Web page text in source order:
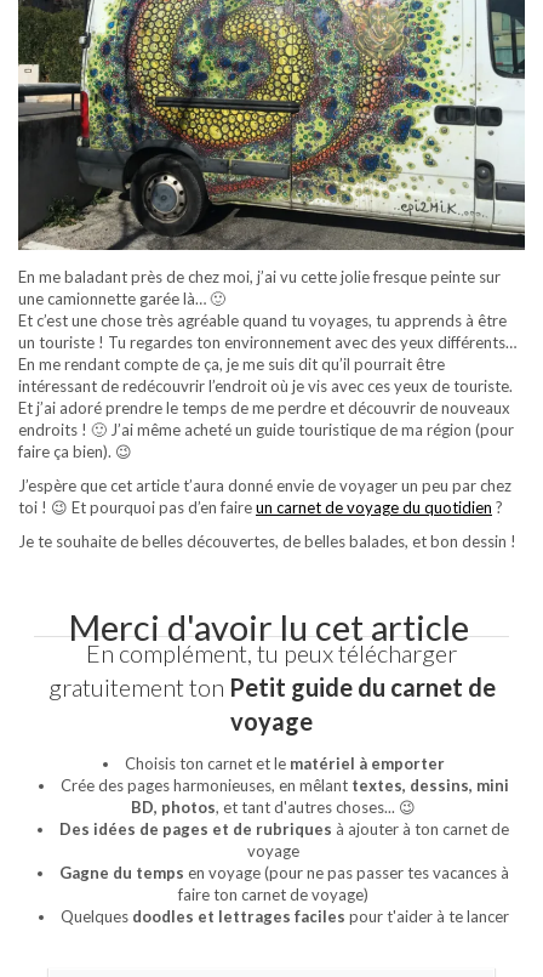
En me baladant près de chez moi, j’ai vu cette jolie fresque peinte sur
une camionnette garée là… 🙂
Et c’est une chose très agréable quand tu voyages, tu apprends à être
un touriste ! Tu regardes ton environnement avec des yeux différents…
En me rendant compte de ça, je me suis dit qu’il pourrait être
intéressant de redécouvrir l’endroit où je vis avec ces yeux de touriste.
Et j’ai adoré prendre le temps de me perdre et découvrir de nouveaux
endroits ! 🙂 J’ai même acheté un guide touristique de ma région (pour
faire ça bien). 😉
J’espère que cet article t’aura donné envie de voyager un peu par chez
toi ! 😉 Et pourquoi pas d’en faireun carnet de voyage du quotidien ?
Je te souhaite de belles découvertes, de belles balades, et bon dessin !
Merci d'avoir lu cet article
En complément, tu peux télécharger
gratuitement ton Petit guide du carnet de
voyage
Choisis ton carnet et le matériel à emporter
Crée des pages harmonieuses, en mêlant textes, dessins, mini
BD, photos, et tant d'autres choses... 😉
Des idées de pages et de rubriques à ajouter à ton carnet de
voyage
Gagne du temps en voyage (pour ne pas passer tes vacances à
faire ton carnet de voyage)
Quelques doodles et lettrages faciles pour t'aider à te lancer